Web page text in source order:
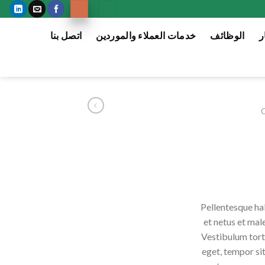
الوظائف خدمات العملاء والموردين
اتصل بنا
Pellentesque
et netus et
Vestibulum
eget, tempor